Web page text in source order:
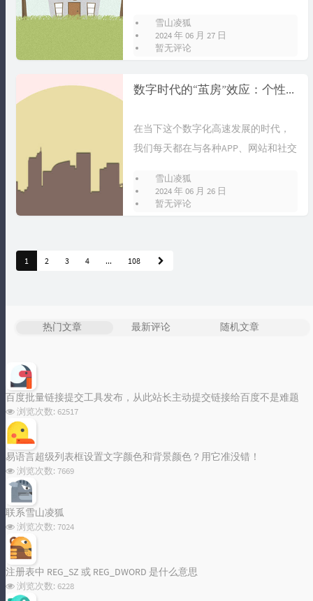
书……...
雪山凌狐
2024 年 06 月 27 日
暂无评论
数字时代的“茧房”效应：个性化推荐算法背后的思考
在当下这个数字化高速发展的时代，
我们每天都在与各种APP、网站和社交
准地...
雪山凌狐
2024 年 06 月 26 日
暂无评论
1 2 3 4 ... 108
热门文章 最新评论 随机文章
百度批量链接提交工具发布，从此站长主动提交链接给百度不是难题
浏览次数: 62517
易语言超级列表框设置文字颜色和背景颜色？用它准没错！
浏览次数: 7669
联系雪山凌狐
浏览次数: 7024
注册表中 REG_SZ 或 REG_DWORD 是什么意思
浏览次数: 6228